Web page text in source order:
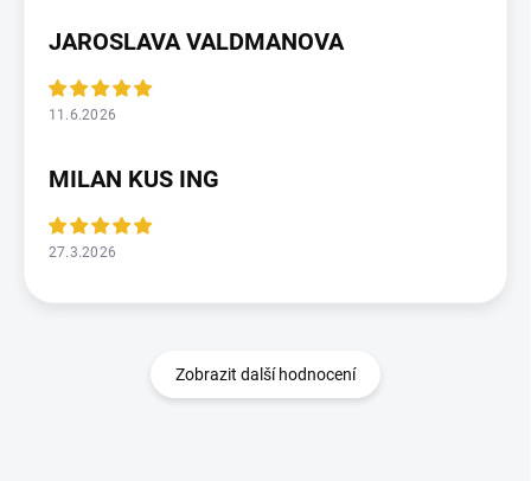
JAROSLAVA VALDMANOVA
11.6.2026
MILAN KUS ING
27.3.2026
Zobrazit další hodnocení